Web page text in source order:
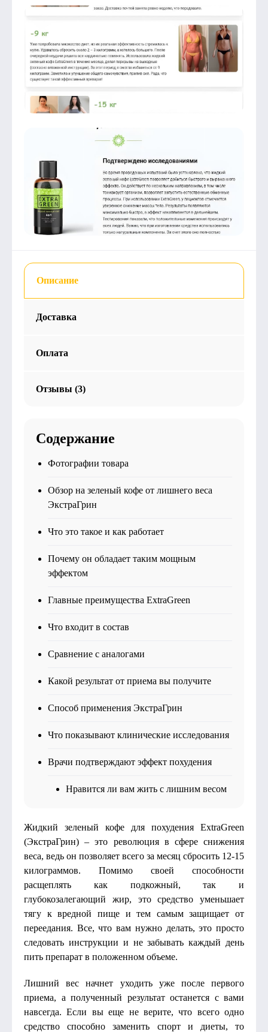
Описание
Доставка
Оплата
Отзывы (3)
Содержание
Фотографии товара
Обзор на зеленый кофе от лишнего веса
ЭкстраГрин
Что это такое и как работает
Почему он обладает таким мощным
эффектом
Главные преимущества ExtraGreen
Что входит в состав
Сравнение с аналогами
Какой результат от приема вы получите
Способ применения ЭкстраГрин
Что показывают клинические исследования
Врачи подтверждают эффект похудения
Нравится ли вам жить с лишним весом
Жидкий зеленый кофе для похудения ExtraGreen
(ЭкстраГрин) – это революция в сфере снижения
веса, ведь он позволяет всего за месяц сбросить 12-15
килограммов. Помимо своей способности
расщеплять как подкожный, так и
глубокозалегающий жир, это средство уменьшает
тягу к вредной пище и тем самым защищает от
переедания. Все, что вам нужно делать, это просто
следовать инструкции и не забывать каждый день
пить препарат в положенном объеме.
Лишний вес начнет уходить уже после первого
приема, а полученный результат останется с вами
навсегда. Если вы еще не верите, что всего одно
средство способно заменить спорт и диеты, то